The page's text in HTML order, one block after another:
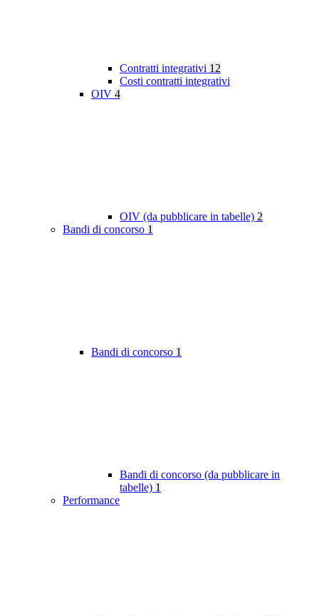
Contratti integrativi 12
Costi contratti integrativi
OIV 4
OIV (da pubblicare in tabelle) 2
Bandi di concorso 1
Bandi di concorso 1
Bandi di concorso (da pubblicare in
tabelle) 1
Performance